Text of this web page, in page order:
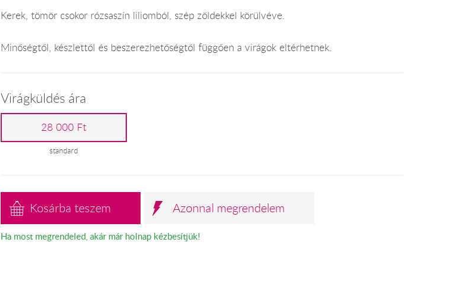
Kerek, tömör csokor rózsaszín liliomból, szép zöldekkel körülvéve.
Minőségtől, készlettől és beszerezhetőségtől függően a virágok eltérhetnek.
Virágküldés ára
28 000 Ft
standard
Kosárba teszem Azonnal megrendelem
Ha most megrendeled, akár már holnap kézbesítjük!